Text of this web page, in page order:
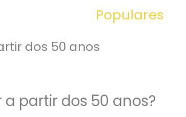
Populares
partir dos 50 anos?